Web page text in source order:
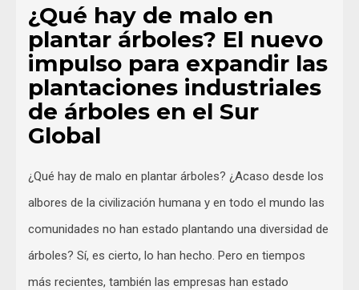
¿Qué hay de malo en
plantar árboles? El nuevo
impulso para expandir las
plantaciones industriales
de árboles en el Sur
Global
¿Qué hay de malo en plantar árboles? ¿Acaso desde los
albores de la civilización humana y en todo el mundo las
comunidades no han estado plantando una diversidad de
árboles? Sí, es cierto, lo han hecho. Pero en tiempos
más recientes, también las empresas han estado